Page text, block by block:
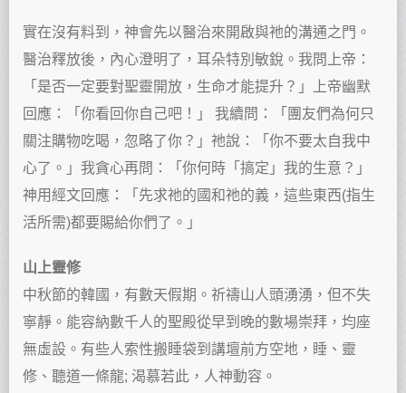
實在沒有料到，神會先以醫治來開啟與祂的溝通之門。
醫治釋放後，內心澄明了，耳朵特別敏銳。我問上帝：
「是否一定要對聖靈開放，生命才能提升？」上帝幽默
回應：「你看回你自己吧！」 我續問：「團友們為何只
關注購物吃喝，忽略了你？」祂說：「你不要太自我中
心了。」我貪心再問：「你何時「搞定」我的生意？」
神用經文回應：「先求祂的國和祂的義，這些東西(指生
活所需)都要賜給你們了。」
山上靈修
中秋節的韓國，有數天假期。祈禱山人頭湧湧，但不失
寧靜。能容納數千人的聖殿從早到晚的數場崇拜，均座
無虛設。有些人索性搬睡袋到講壇前方空地，睡、靈
修、聽道一條龍; 渴慕若此，人神動容。